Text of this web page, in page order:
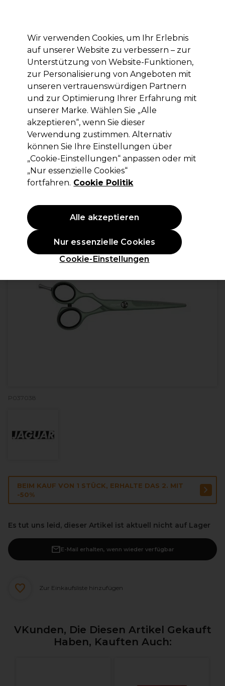
Anmelden
Marken Deals Haare Elektrogeräte Saloneinrichtung
Lieferung und Lieferzeiten
– mehr erfahren
Jaguar
Jaguar Schere Offset Pastell Plus
Matcha 5.75 Left
(0)
99,90 € ohne MwSt. (PROFI-PREIS)
118,88 €inkl. MwSt.)
ANGEBOT
P037038
BEIM KAUF VON 1 STÜCK, ERHALTE DAS 2. MIT
-50%
Es tut uns leid, dieser Artikel ist aktuell nicht auf Lager
E-Mail erhalten, wenn wieder verfügbar
Zur Einkaufsliste hinzufügen
VKunden, Die Diesen Artikel Gekauft
Haben, Kauften Auch:
Wir verwenden Cookies, um Ihr Erlebnis
auf unserer Website zu verbessern – zur
Unterstützung von Website-Funktionen,
zur Personalisierung von Angeboten mit
unseren vertrauenswürdigen Partnern
und zur Optimierung Ihrer Erfahrung mit
unserer Marke. Wählen Sie „Alle
akzeptieren“, wenn Sie dieser
Verwendung zustimmen. Alternativ
können Sie Ihre Einstellungen über
„Cookie-Einstellungen“ anpassen oder mit
„Nur essenzielle Cookies“
fortfahren. Cookie Politik
Cookie-Einstellungen
Nur essenzielle Cookies
Alle akzeptieren